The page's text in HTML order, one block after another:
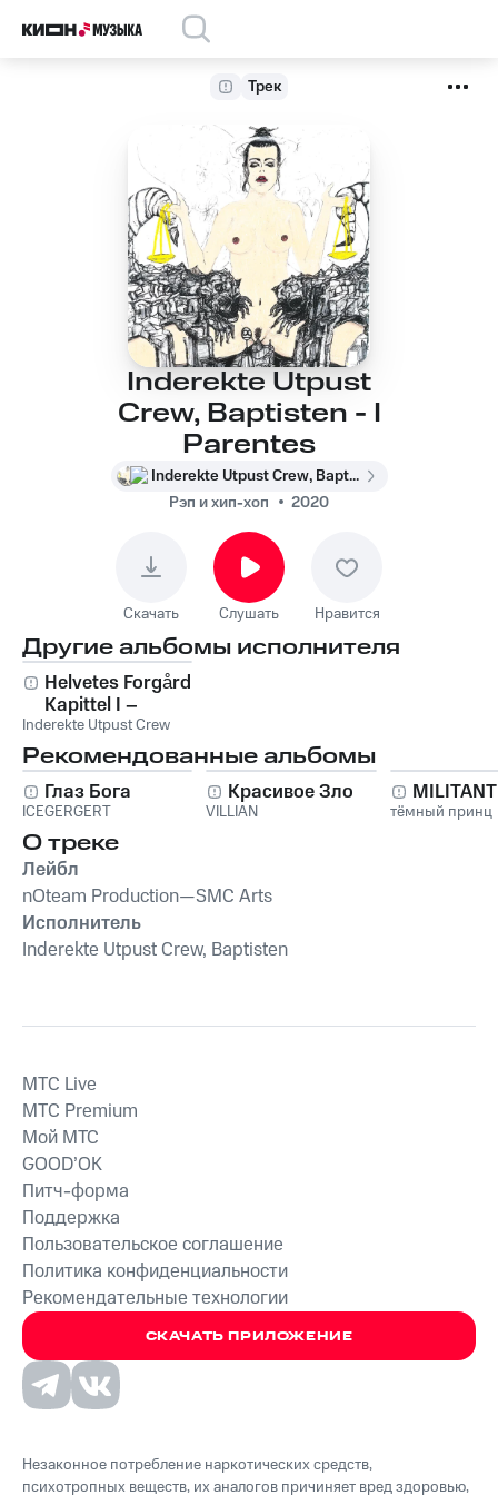
Трек
Inderekte Utpust
Crew, Baptisten - I
Parentes
Inderekte Utpust Crew, Baptisten
Рэп и хип-хоп
2020
Скачать Слушать Нравится
Другие альбомы исполнителя
Helvetes Forgård –
Kapittel I –
Avdeling Alfa
Inderekte Utpust Crew
Рекомендованные альбомы
Глаз Бога
ICEGERGERT
Красивое Зло
VILLIAN тёмный принц
О треке
Лейбл
nOteam Production—SMC Arts
Исполнитель
Inderekte Utpust Crew, Baptisten
СКАЧАТЬ ПРИЛОЖЕНИЕ
MTС Live
MTС Premium
Мой МТС
GOOD’OK
Питч-форма
Поддержка
Пользовательское соглашение
Политика конфиденциальности
Рекомендательные технологии
Незаконное потребление наркотических средств,
психотропных веществ, их аналогов причиняет вред здоровью,